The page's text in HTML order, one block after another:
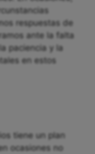
respuestas de
ante la falta
paciencia y la
en estos
tiene un plan
ocasiones no